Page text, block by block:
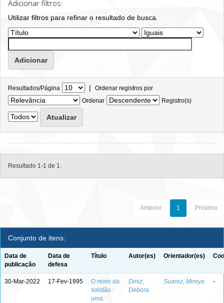
Adicionar filtros:
Utilizar filtros para refinar o resultado de busca.
Resultados/Página | Ordenar registros por
Ordenar
Registro(s)
Resultado 1-1 de 1.
Anterior 1 Próximo
Conjunto de itens:
Data de
publicação
Data de
defesa
Título Autor(es) Orientador(es)
30-Mar-2022 17-Fev-1995
O reino da
solidão :
uma
Diniz,
Debora
Suarez, Mireya -